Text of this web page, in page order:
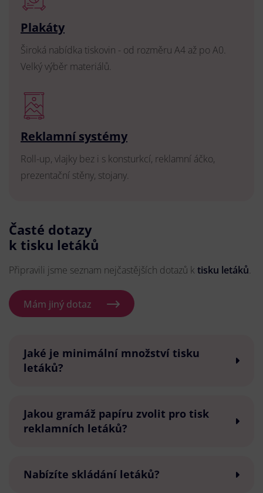
Plakáty
Široká nabídka tiskovin - od rozměru A4 až po A0.
Velký výběr materiálů.
Reklamní systémy
Roll-up, vlajky bez i s konsturkcí, reklamní áčko,
prezentační stěny, stojany.
Časté dotazy
k tisku letáků
Připravili jsme seznam nejčastějších dotazů k tisku letáků.
Mám jiný dotaz
Jaké je minimální množství tisku
letáků?
Jakou gramáž papíru zvolit pro tisk
reklamních letáků?
Nabízíte skládání letáků?